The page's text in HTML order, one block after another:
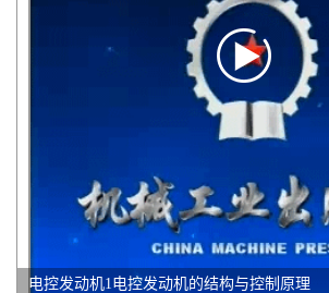
电控发动机1电控发动机的结构与控制原理